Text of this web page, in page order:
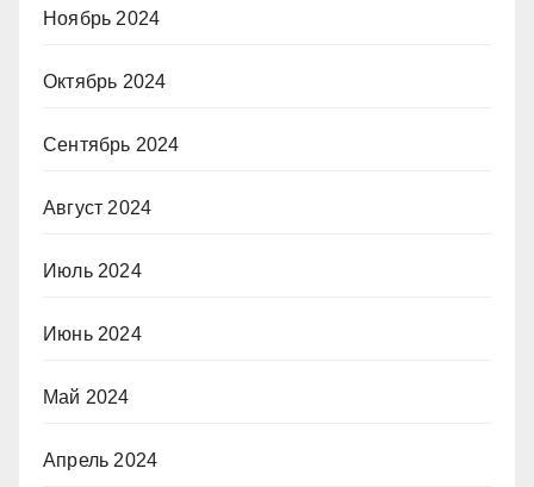
Ноябрь 2024
Октябрь 2024
Сентябрь 2024
Август 2024
Июль 2024
Июнь 2024
Май 2024
Апрель 2024